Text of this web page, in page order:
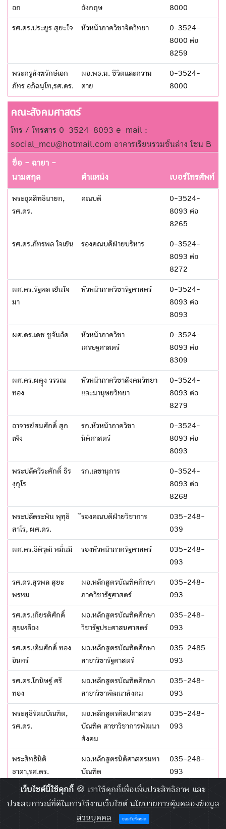
อก
อังกฤษ
8000
รศ.ดร.ประยูร สุยะใจ หัวหน้าภาควิชาจิตวิทยา
0-3524-
8000 ต่อ
8259
พระครูสังฆรักษ์เอก
ภัทร อภิฉนฺโท,รศ.ดร.
ผอ.พธ.ม. ชีวิตและความ
ตาย
0-3524-
8000
คณะสังคมศาสตร์
โทร / โทรสาร 0-3524-8093 e-mail :
social_mcu@hotmail.com อาคารเรียนรวมชั้นล่าง โซน B
ชื่อ - ฉายา -
นามสกุล
ตำแหน่ง เบอร์โทรศัพท์
พระอุดสิทธินายก,
รศ.ดร.
คณบดี
0-3524-
8093 ต่อ
8265
รศ.ดร.ภัทรพล ใจเย็น รองคณบดีฝ่ายบริหาร
0-3524-
8093 ต่อ
8272
ผศ.ดร.รัฐพล เย็นใจ
มา
หัวหน้าภาควิชารัฐศาสตร์
0-3524-
8093 ต่อ
8093
ผศ.ดร.เดช ชูจันอัด
หัวหน้าภาควิชา
เศรษฐศาสตร์
0-3524-
8093 ต่อ
8309
ผศ.ดร.ผดุุง วรรณ
ทอง
หัวหน้าภาควิชาสังคมวิทยา
และมานุษยวิทยา
0-3524-
8093 ต่อ
8279
อาจารย์สมศักดิ์ สุก
เพ็ง
รก.หัวหน้าภาควิชา
นิติศาสตร์
0-3524-
8093 ต่อ
8093
พระปลัดวีระศักดิ์ ธีร
งฺกุโร
รก.เลขานุการ
0-3524-
8093 ต่อ
8268
พระปลัดระพิน พุทฺธิ
สาโร, ผศ.ดร.
ีรองคณบดีฝ่ายวิชาการ
035-248-
039
ผศ.ดร.ธิติวุฒิ หมั่นมี รองหัวหน้าภาครัฐศาสตร์
035-248-
093
รศ.ดร.สุรพล สุยะ
พรหม
ผอ.หลักสูตรบัณฑิตศึกษา
ภาควิชารัฐศาสตร์
035-248-
093
รศ.ดร.เกียรติศักดิ์
สุขเหลือง
ผอ.หลักสูตรบัณฑิตศึกษา
วิชารัฐประศาสนศาสตร์
035-248-
093
รศ.ดร.เติมศักดิ์ ทอง
อินทร์
ผอ.หลักสูตรบัณฑิตศึกษา
สาขาวิชารัฐศาสตร์
035-2485-
093
รศ.ดร.โกนิษฐ์ ศรี
ทอง
ผอ.หลักสูตรบัณฑิตศึกษา
สาขาวิชาพัฒนาสังคม
035-248-
093
พระสุธีรัตนบัณฑิต,
รศ.ดร.
ผอ.หลักสูตรศิลปศาสตร
บัณฑิต สาขาวิชาการพัฒนา
สังคม
035-248-
093
พระสิทธินิติ
ธาดา,รศ.ดร.
ผอ.หลักสูตรนิติศาสตรมหา
บัณฑิต
035-248-
093
พระปลัดสมนึก กิตฺต
โสภโณ. ดร.
เลขาหลักสูตรปรัชญาดุษฎี
บัณฑิต สาขาวิชา
รัฐประศาสนศาสตร์
035-248-
093
เว็บไซต์นี้ใช้คุกกี้ 🍪 เราใช้คุกกี้เพื่อเพิ่มประสิทธิภาพ และ
ประสบการณ์ที่ดีในการใช้งานเว็บไซต์ นโยบายการคุ้มคลองข้อมูล
ส่วนบุคคล
ยอมรับทั้งหมด